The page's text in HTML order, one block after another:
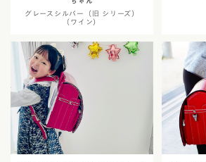
グレースシルバー（旧 シリーズ）
（ワイン）